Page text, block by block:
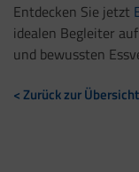
Entdecken Sie jetzt
idealen Begleiter
und bewussten
< Zurück zur Übersicht